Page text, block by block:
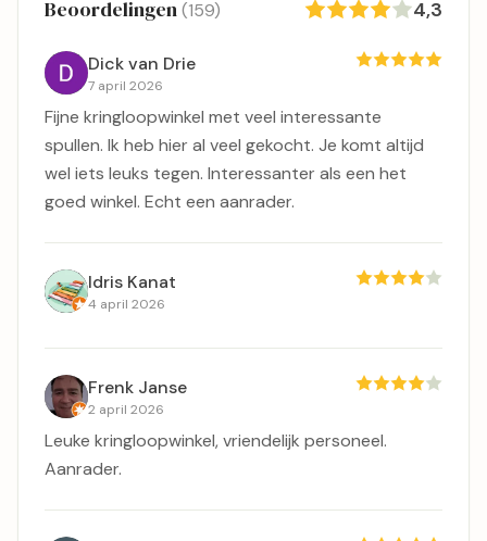
Beoordelingen(159) 4,3
Dick van Drie
7 april 2026
Fijne kringloopwinkel met veel interessante
spullen. Ik heb hier al veel gekocht. Je komt altijd
wel iets leuks tegen. Interessanter als een het
goed winkel. Echt een aanrader.
Idris Kanat
4 april 2026
Frenk Janse
2 april 2026
Leuke kringloopwinkel, vriendelijk personeel.
Aanrader.